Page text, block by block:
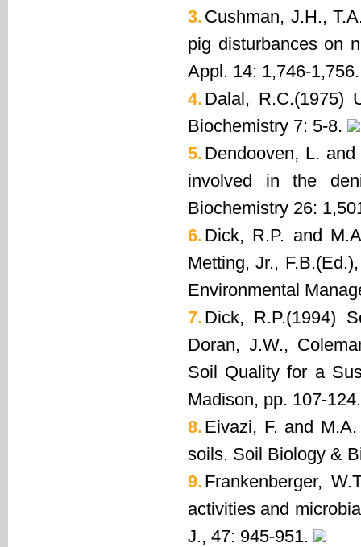
3. Cushman, J.H.,
pig disturbances on
Appl. 14: 1,746-1,756.
4. Dalal, R.C.(1975)
Biochemistry 7: 5-8.
5. Dendooven, L.
involved in the
Biochemistry 26:
6. Dick, R.P. and
Metting, Jr.,
Environmental
7. Dick, R.P.(1994)
Doran, J.W.,
Soil Quality for a
Madison, pp. 107-124.
8. Eivazi, F. and
soils. Soil Biology &
9. Frankenberger,
activities and
J., 47: 945-951.